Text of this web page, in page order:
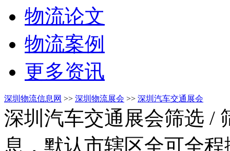
物流论文
物流案例
更多资讯
深圳物流信息网 >> 深圳物流展会 >> 深圳汽车交通展会
深圳汽车交通展会筛选 /
息，默认市辖区全可全程